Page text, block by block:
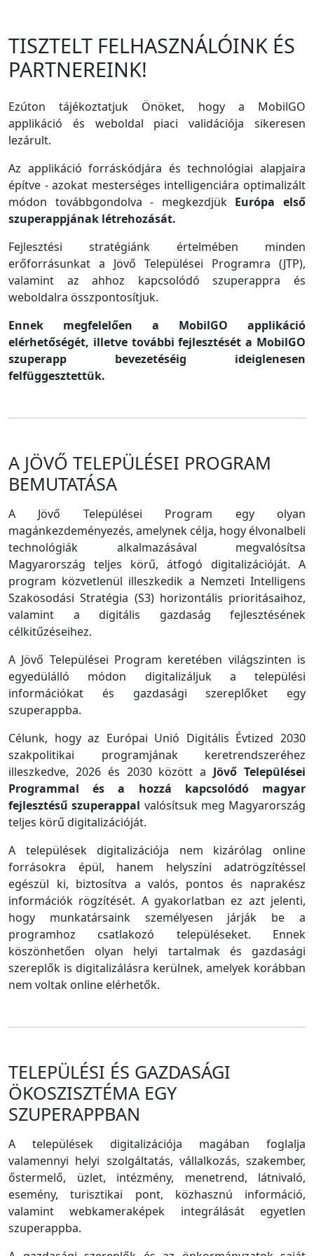
TISZTELT FELHASZNÁLÓINK ÉS
PARTNEREINK!
Ezúton tájékoztatjuk Önöket, hogy a MobilGO
applikáció és weboldal piaci validációja sikeresen
lezárult.
Az applikáció forráskódjára és technológiai alapjaira
építve - azokat mesterséges intelligenciára optimalizált
módon továbbgondolva - megkezdjük Európa első
szuperappjának létrehozását.
Fejlesztési stratégiánk értelmében minden
erőforrásunkat a Jövő Települései Programra (JTP),
valamint az ahhoz kapcsolódó szuperappra és
weboldalra összpontosítjuk.
Ennek megfelelően a MobilGO applikáció
elérhetőségét, illetve további fejlesztését a MobilGO
szuperapp bevezetéséig ideiglenesen
felfüggesztettük.
A JÖVŐ TELEPÜLÉSEI PROGRAM
BEMUTATÁSA
A Jövő Települései Program egy olyan
magánkezdeményezés, amelynek célja, hogy élvonalbeli
technológiák alkalmazásával megvalósítsa
Magyarország teljes körű, átfogó digitalizációját. A
program közvetlenül illeszkedik a Nemzeti Intelligens
Szakosodási Stratégia (S3) horizontális prioritásaihoz,
valamint a digitális gazdaság fejlesztésének
célkitűzéseihez.
A Jövő Települései Program keretében világszinten is
egyedülálló módon digitalizáljuk a települési
információkat és gazdasági szereplőket egy
szuperappba.
Célunk, hogy az Európai Unió Digitális Évtized 2030
szakpolitikai programjának keretrendszeréhez
illeszkedve, 2026 és 2030 között a Jövő Települései
Programmal és a hozzá kapcsolódó magyar
fejlesztésű szuperappal valósítsuk meg Magyarország
teljes körű digitalizációját.
A települések digitalizációja nem kizárólag online
forrásokra épül, hanem helyszíni adatrögzítéssel
egészül ki, biztosítva a valós, pontos és naprakész
információk rögzítését. A gyakorlatban ez azt jelenti,
hogy munkatársaink személyesen járják be a
programhoz csatlakozó településeket. Ennek
köszönhetően olyan helyi tartalmak és gazdasági
szereplők is digitalizálásra kerülnek, amelyek korábban
nem voltak online elérhetők.
TELEPÜLÉSI ÉS GAZDASÁGI
ÖKOSZISZTÉMA EGY
SZUPERAPPBAN
A települések digitalizációja magában foglalja
valamennyi helyi szolgáltatás, vállalkozás, szakember,
őstermelő, üzlet, intézmény, menetrend, látnivaló,
esemény, turisztikai pont, közhasznú információ,
valamint webkameraképek integrálását egyetlen
szuperappba.